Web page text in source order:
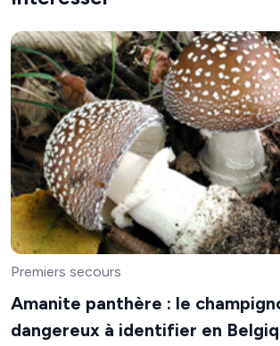
Premiers secours
Amanite panthère : le
dangereux à identifier en